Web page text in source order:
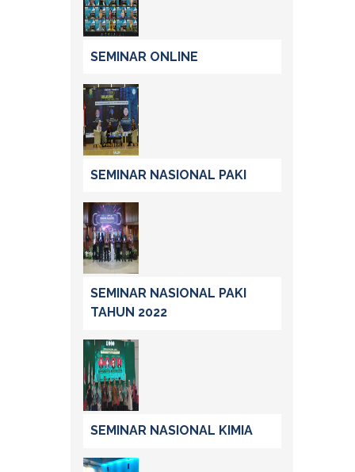
SEMINAR ONLINE
SEMINAR NASIONAL PAKI
SEMINAR NASIONAL PAKI
TAHUN 2022
SEMINAR NASIONAL KIMIA